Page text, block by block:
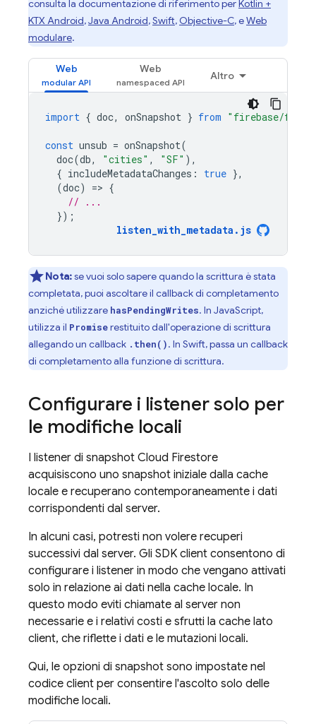
consulta la documentazione di riferimento per Kotlin +
KTX Android,Java Android,Swift, Objective-C, eWeb
modulare.
Web Web
Altro
import { doc, onSnapshot } from "firebase/
const unsub = onSnapshot(
doc(db, "cities" , "SF" ),
{ includeMetadataChanges : true },
(doc) => {
// ...
});
listen_with_metadata . js
Nota:se vuoi solo sapere quando la scrittura è stata
completata, puoi ascoltare il callback di completamento
anziché utilizzare hasPendingWrites. In JavaScript,
utilizza il Promiserestituito dall'operazione di scrittura
allegando un callback .then(). In Swift, passa un callback
di completamento alla funzione di scrittura.
Configurare i listener solo per
le modifiche locali
I listener di snapshot Cloud Firestore
acquisiscono uno snapshot iniziale dalla cache
locale e recuperano contemporaneamente i dati
corrispondenti dal server.
In alcuni casi, potresti non volere recuperi
successivi dal server. Gli SDK client consentono di
configurare i listener in modo che vengano attivati
solo in relazione ai dati nella cache locale. In
questo modo eviti chiamate al server non
necessarie e i relativi costi e sfrutti la cache lato
client, che riflette i dati e le mutazioni locali.
Qui, le opzioni di snapshot sono impostate nel
codice client per consentire l'ascolto solo delle
modifiche locali.